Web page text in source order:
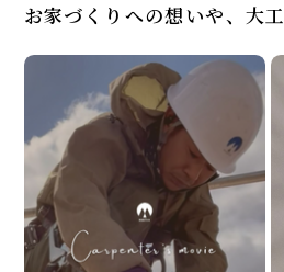
お家づくりへの想いや、大